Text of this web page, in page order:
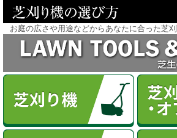
お庭の広さや用途などからあなたに合った芝